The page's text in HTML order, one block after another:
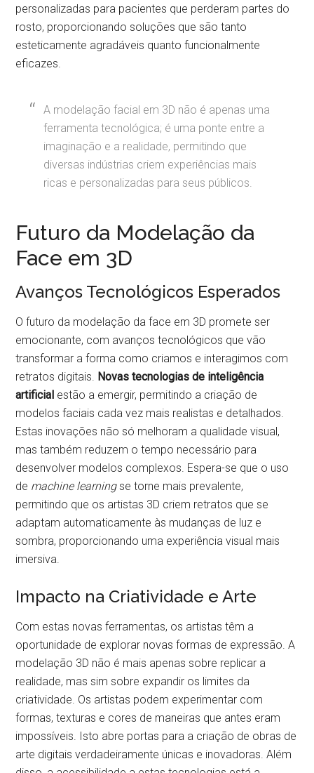
personalizadas para pacientes que perderam partes do
rosto, proporcionando soluções que são tanto
esteticamente agradáveis quanto funcionalmente
eficazes.
A modelação facial em 3D não é apenas uma
ferramenta tecnológica; é uma ponte entre a
imaginação e a realidade, permitindo que
diversas indústrias criem experiências mais
ricas e personalizadas para seus públicos.
Futuro da Modelação da
Face em 3D
Avanços Tecnológicos Esperados
O futuro da modelação da face em 3D promete ser
emocionante, com avanços tecnológicos que vão
transformar a forma como criamos e interagimos com
retratos digitais. Novas tecnologias de inteligência
artificial estão a emergir, permitindo a criação de
modelos faciais cada vez mais realistas e detalhados.
Estas inovações não só melhoram a qualidade visual,
mas também reduzem o tempo necessário para
desenvolver modelos complexos. Espera-se que o uso
de machine learningse torne mais prevalente,
permitindo que os artistas 3D criem retratos que se
adaptam automaticamente às mudanças de luz e
sombra, proporcionando uma experiência visual mais
imersiva.
Impacto na Criatividade e Arte
Com estas novas ferramentas, os artistas têm a
oportunidade de explorar novas formas de expressão. A
modelação 3D não é mais apenas sobre replicar a
realidade, mas sim sobre expandir os limites da
criatividade. Os artistas podem experimentar com
formas, texturas e cores de maneiras que antes eram
impossíveis. Isto abre portas para a criação de obras de
arte digitais verdadeiramente únicas e inovadoras. Além